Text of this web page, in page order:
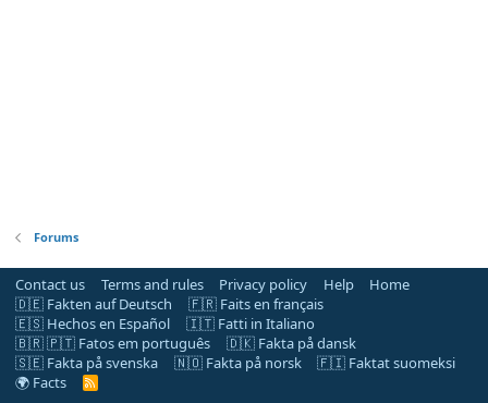
Forums
Contact us Terms and rules Privacy policy Help
Home
🇩🇪 Fakten auf Deutsch
🇫🇷 Faits en français
🇪🇸 Hechos en Español
🇮🇹 Fatti in Italiano
🇧🇷 🇵🇹 Fatos em português
🇩🇰 Fakta på dansk
🇸🇪 Fakta på svenska
🇳🇴 Fakta på norsk
🇫🇮 Faktat suomeksi
🌍 Facts
R